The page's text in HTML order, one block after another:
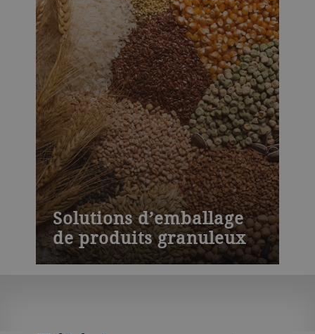
Solutions d’emballage
de produits granuleux
Pour de plus amples informations sur nos